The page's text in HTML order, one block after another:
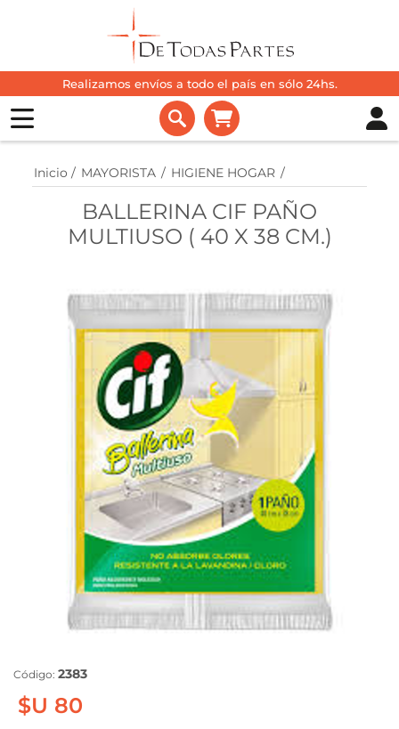
Realizamos envíos a todo el país en sólo 24hs.
Inicio / MAYORISTA / HIGIENE HOGAR /
BALLERINA CIF PAÑO
MULTIUSO ( 40 X 38 CM.)
Código: 2383
$U 80